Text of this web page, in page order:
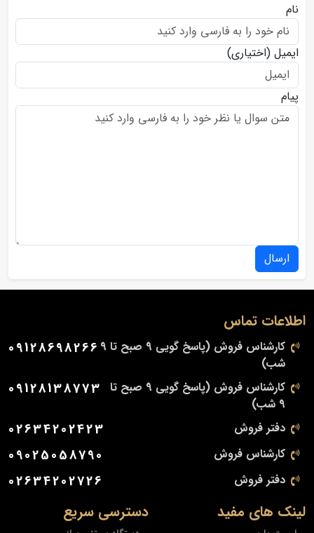
نام
ایمیل (اختیاری)
پیام
ارسال
دسترسی سریع لینک های مفید
اطلاعات تماس
کارشناس فروش (پاسخ گویی 9 صبح تا 9
شب)
09128698266
کارشناس فروش (پاسخ گویی 9 صبح تا
9 شب)
09128138773
دفتر فروش 02634202423
کارشناس فروش 09025058790
دفتر فروش 02634202726